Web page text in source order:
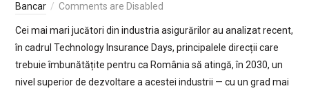
Bancar
Comments are Disabled
Cei mai mari jucători din industria asigurărilor au analizat recent,
în cadrul Technology Insurance Days, principalele direcții care
trebuie îmbunătățite pentru ca România să atingă, în 2030, un
nivel superior de dezvoltare a acestei industrii — cu un grad mai